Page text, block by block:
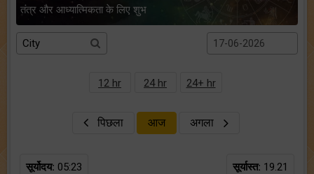
तंत्र और आध्यात्मिकता के लिए शुभ
12 hr 24 hr 24+ hr
पिछला आज अगला
सूर्योदय: 05:23 सूर्यास्त: 19.21